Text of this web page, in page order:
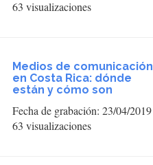
63 visualizaciones
Medios de comunicación
en Costa Rica: dónde
están y cómo son
Fecha de grabación: 23/04/2019
63 visualizaciones